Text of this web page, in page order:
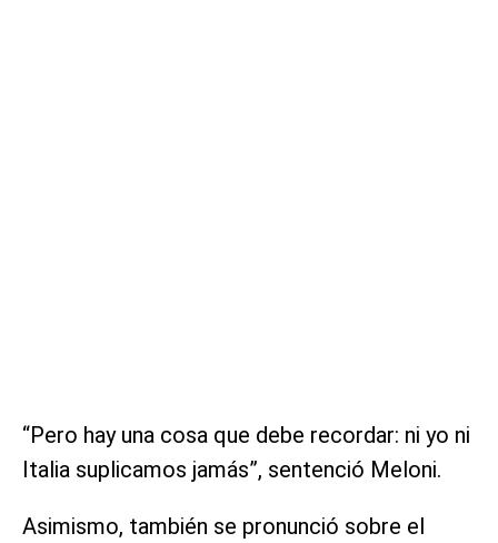
“Pero hay una cosa que debe recordar: ni yo ni
Italia suplicamos jamás”, sentenció Meloni.
Asimismo, también se pronunció sobre el